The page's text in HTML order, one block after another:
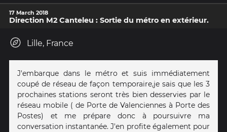
17 March 2018
Direction M2 Canteleu : Sortie du métro en extérieur.
Lille, France
J'embarque dans le métro et suis immédiatement
coupé de réseau de façon temporaire,je sais que les 3
prochaines stations seront très bien desservies par le
réseau mobile ( de Porte de Valenciennes à Porte des
Postes) et me prépare donc à poursuivre ma
conversation instantanée. J'en profite également pour